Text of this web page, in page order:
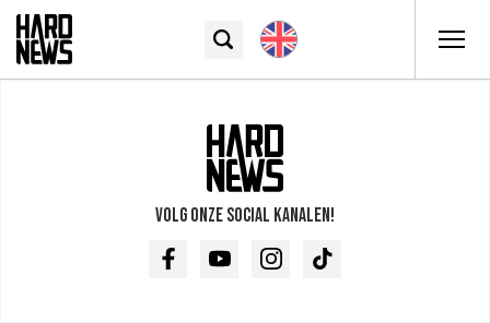
Volg onze social kanalen!
FacebookYoutubeInstagramTikTok